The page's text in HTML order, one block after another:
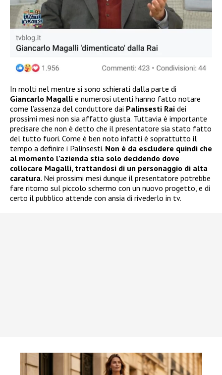
In molti nel mentre si sono schierati dalla parte di
Giancarlo Magalli e numerosi utenti hanno fatto notare
come l’assenza del conduttore dai Palinsesti Rai dei
prossimi mesi non sia affatto giusta. Tuttavia è importante
precisare che non è detto che il presentatore sia stato fatto
del tutto fuori. Come è ben noto infatti è soprattutto il
tempo a definire i Palinsesti. Non è da escludere quindi che
al momento l’azienda stia solo decidendo dove
collocare Magalli, trattandosi di un personaggio di alta
caratura. Nei prossimi mesi dunque il presentatore potrebbe
fare ritorno sul piccolo schermo con un nuovo progetto, e di
certo il pubblico attende con ansia di rivederlo in tv.